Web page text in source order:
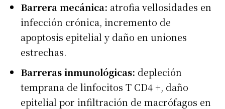
Barrera mecánica: atrofia vellosidades en
infección crónica, incremento de
apoptosis epitelial y daño en uniones
estrechas.
Barreras inmunológicas: depleción
temprana de linfocitos T CD4 +, daño
epitelial por infiltración de macrófagos en